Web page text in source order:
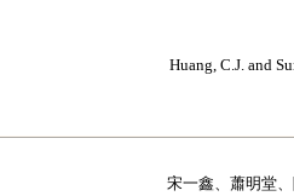
Huang, C.J. and
宋一鑫、蕭明堂